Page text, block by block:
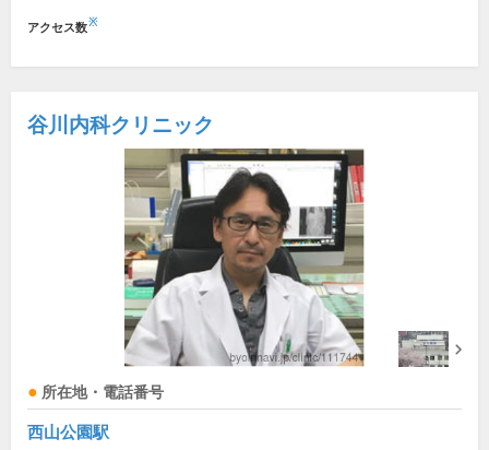
アクセス数※
谷川内科クリニック
所在地・電話番号
西山公園駅